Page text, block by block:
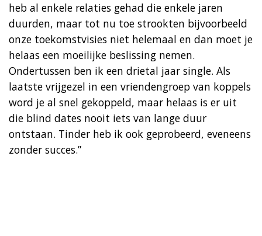
heb al enkele relaties gehad die enkele jaren
duurden, maar tot nu toe strookten bijvoorbeeld
onze toekomstvisies niet helemaal en dan moet je
helaas een moeilijke beslissing nemen.
Ondertussen ben ik een drietal jaar single. Als
laatste vrijgezel in een vriendengroep van koppels
word je al snel gekoppeld, maar helaas is er uit
die blind dates nooit iets van lange duur
ontstaan. Tinder heb ik ook geprobeerd, eveneens
zonder succes.”